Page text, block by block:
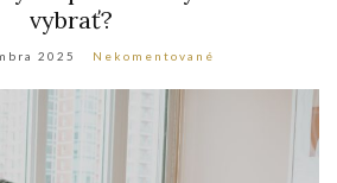
vybrať?
2025 Nekomentované